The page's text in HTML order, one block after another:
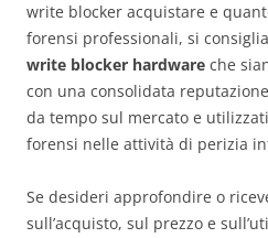
write blocker acquistare e
forensi professionali, si
write blocker hardware che
con una consolidata
da tempo sul mercato e
forensi nelle attività di perizia
Se desideri approfondire o
sull’acquisto, sul prezzo e